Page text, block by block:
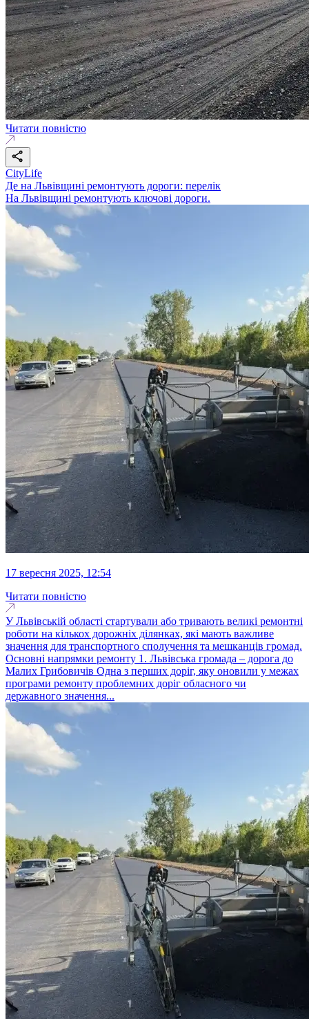
Читати повністю
CityLife
Де на Львівщині ремонтують дороги: перелік
На Львівщині ремонтують ключові дороги.
17 вересня 2025, 12:54
Читати повністю
У Львівській області стартували або тривають великі ремонтні
роботи на кількох дорожніх ділянках, які мають важливе
значення для транспортного сполучення та мешканців громад.
Основні напрямки ремонту 1. Львівська громада – дорога до
Малих Грибовичів Одна з перших доріг, яку оновили у межах
програми ремонту проблемних доріг обласного чи
державного значення...